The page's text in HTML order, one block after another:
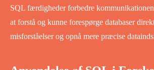
SQL færdigheder forbedre
at forstå og kunne forespørge databaser
misforståelser og opnå mere præcise